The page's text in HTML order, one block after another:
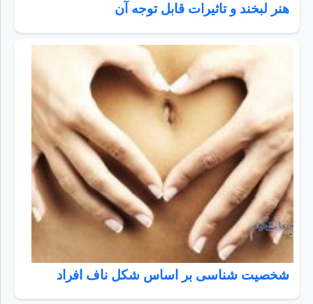
هنر لبخند و تاثیرات قابل توجه آن
شخصیت شناسی بر اساس شکل ناف افراد